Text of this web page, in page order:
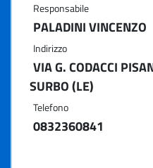
Responsabile
PALADINI VINCENZO
Indirizzo
VIA G. CODACCI
SURBO (LE)
Telefono
0832360841